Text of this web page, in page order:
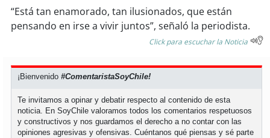
soycoronel
soytemuco
soyvaldivia
soyosorno
“Está tan enamorado, tan ilusionados, que están
pensando en irse a vivir juntos”, señaló la periodista.
Click para escuchar la Noticia
¡Bienvenido#ComentaristaSoyChile!
Te invitamos a opinar y debatir respecto al contenido de esta
noticia. En SoyChile valoramos todos los comentarios respetuosos
y constructivos y nos guardamos el derecho a no contar con las
opiniones agresivas y ofensivas. Cuéntanos qué piensas y sé parte